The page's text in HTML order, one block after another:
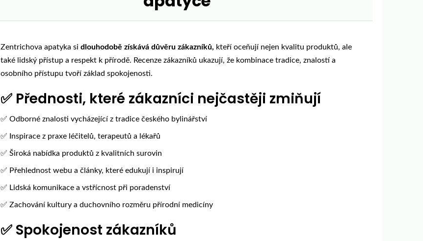
Zentrichova apatyka si dlouhodobě získává důvěru zákazníků, kteří oceňují nejen kvalitu produktů, ale
také lidský přístup a respekt k přírodě. Recenze zákazníků ukazují, že kombinace tradice, znalostí a
osobního přístupu tvoří základ spokojenosti.
✅ Přednosti, které zákazníci nejčastěji zmiňují
✅ Odborné znalosti vycházející z tradice českého bylinářství
✅ Inspirace z praxe léčitelů, terapeutů a lékařů
✅ Široká nabídka produktů z kvalitních surovin
✅ Přehlednost webu a články, které edukují i inspirují
✅ Lidská komunikace a vstřícnost při poradenství
✅ Zachování kultury a duchovního rozměru přírodní medicíny
✅ Spokojenost zákazníků